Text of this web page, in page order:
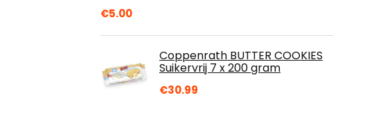
€5.00
Coppenrath BUTTER COOKIES
Suikervrij 7 x 200 gram
€30.99